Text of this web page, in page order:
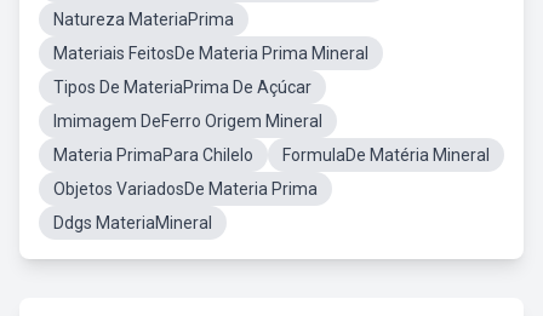
Natureza MateriaPrima
Materiais FeitosDe Materia Prima Mineral
Tipos De MateriaPrima De Açúcar
Imimagem DeFerro Origem Mineral
Materia PrimaPara Chilelo
FormulaDe Matéria Mineral
Objetos VariadosDe Materia Prima
Ddgs MateriaMineral